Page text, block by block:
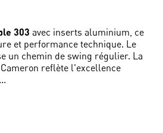
303 avec inserts aluminium, ce
et performance technique. Le
un chemin de swing régulier. La
reflète l'excellence